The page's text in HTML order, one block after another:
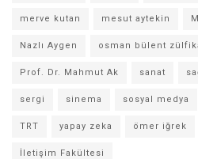
merve kutan mesut aytekin
Nazlı Aygen osman bülent
Prof. Dr. Mahmut Ak sanat
sergi sinema sosyal medya
TRT yapay zeka ömer iğrek
İletişim Fakültesi